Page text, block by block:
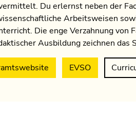
Du erlernst neben der
Arbeitsweisen
Die enge Verzahnung von
Ausbildung zeichnen das
EVSO